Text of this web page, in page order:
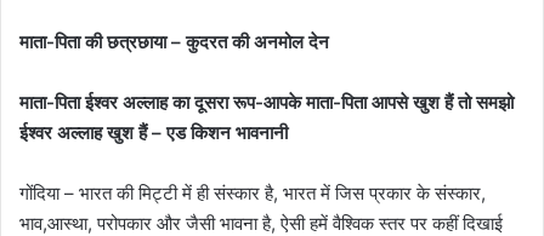
माता-पिता की छत्रछाया – कुदरत की अनमोल देन
माता-पिता ईश्वर अल्लाह का दूसरा रूप-आपके माता-पिता आपसे खुश हैं तो समझो
ईश्वर अल्लाह खुश हैं – एड किशन भावनानी
गोंदिया – भारत की मिट्टी में ही संस्कार है, भारत में जिस प्रकार के संस्कार,
भाव,आस्था, परोपकार और जैसी भावना है, ऐसी हमें वैश्विक स्तर पर कहीं दिखाई